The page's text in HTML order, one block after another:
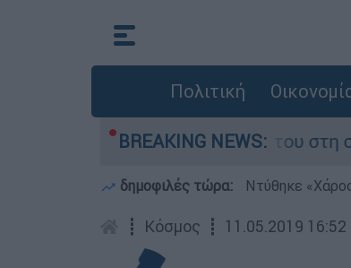
Πολιτική
BREAKING NEWS:
Δαμίγο που έχασε τη ζωή του στη
δημοφιλές τώρα: Ντύθηκε
┋ Κόσμος ┋ 11.05.2019 16:52